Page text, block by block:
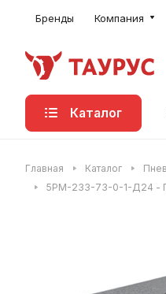
Бренды Компания
Каталог
Главная Каталог
5РМ-233-73-0-1-Д24 -